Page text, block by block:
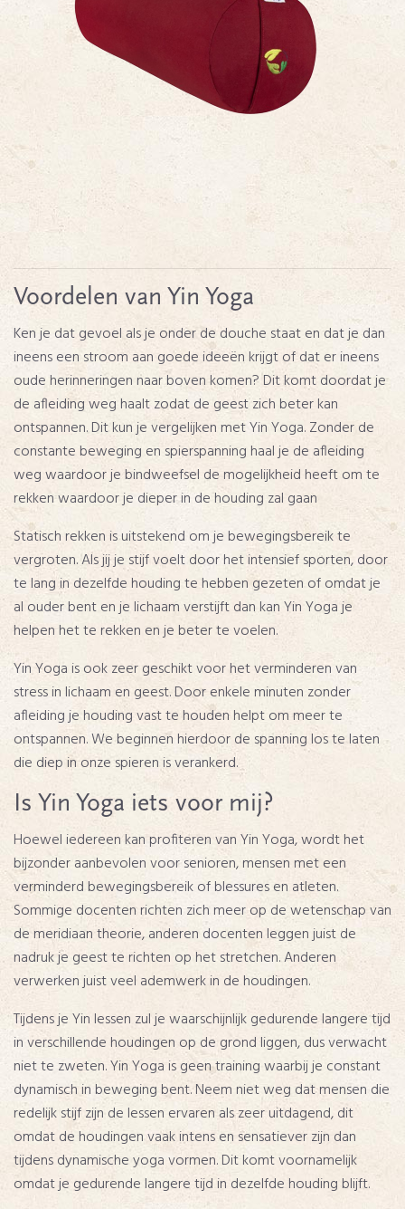
Voordelen van Yin Yoga
Ken je dat gevoel als je onder de douche staat en dat je dan
ineens een stroom aan goede ideeën krijgt of dat er ineens
oude herinneringen naar boven komen? Dit komt doordat je
de afleiding weg haalt zodat de geest zich beter kan
ontspannen. Dit kun je vergelijken met Yin Yoga. Zonder de
constante beweging en spierspanning haal je de afleiding
weg waardoor je bindweefsel de mogelijkheid heeft om te
rekken waardoor je dieper in de houding zal gaan
Statisch rekken is uitstekend om je bewegingsbereik te
vergroten. Als jij je stijf voelt door het intensief sporten, door
te lang in dezelfde houding te hebben gezeten of omdat je
al ouder bent en je lichaam verstijft dan kan Yin Yoga je
helpen het te rekken en je beter te voelen.
Yin Yoga is ook zeer geschikt voor het verminderen van
stress in lichaam en geest. Door enkele minuten zonder
afleiding je houding vast te houden helpt om meer te
ontspannen. We beginnen hierdoor de spanning los te laten
die diep in onze spieren is verankerd.
Is Yin Yoga iets voor mij?
Hoewel iedereen kan profiteren van Yin Yoga, wordt het
bijzonder aanbevolen voor senioren, mensen met een
verminderd bewegingsbereik of blessures en atleten.
Sommige docenten richten zich meer op de wetenschap van
de meridiaan theorie, anderen docenten leggen juist de
nadruk je geest te richten op het stretchen. Anderen
verwerken juist veel ademwerk in de houdingen.
Tijdens je Yin lessen zul je waarschijnlijk gedurende langere tijd
in verschillende houdingen op de grond liggen, dus verwacht
niet te zweten. Yin Yoga is geen training waarbij je constant
dynamisch in beweging bent. Neem niet weg dat mensen die
redelijk stijf zijn de lessen ervaren als zeer uitdagend, dit
omdat de houdingen vaak intens en sensatiever zijn dan
tijdens dynamische yoga vormen. Dit komt voornamelijk
omdat je gedurende langere tijd in dezelfde houding blijft.